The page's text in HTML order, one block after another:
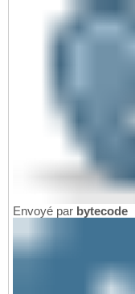
Envoyé par bytecode